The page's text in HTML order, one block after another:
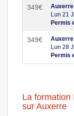
349€
Auxerre
Lun 21
Permis
349€
Auxerre
Lun 28
Permis
La formation
sur Auxerre